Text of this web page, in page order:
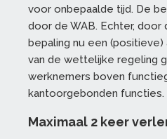
voor onbepaalde tijd. De
door de WAB. Echter, door
bepaling nu een
van de wettelijke regeling
werknemers boven
kantoorgebonden functies.
Maximaal 2 keer